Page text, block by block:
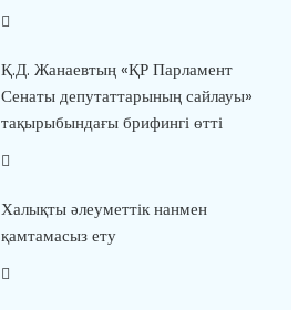
Қ.Д. Жанаевтың «ҚР Парламент
Сенаты депутаттарының сайлауы»
тақырыбындағы брифингі өтті
Халықты әлеуметтік нанмен
қамтамасыз ету